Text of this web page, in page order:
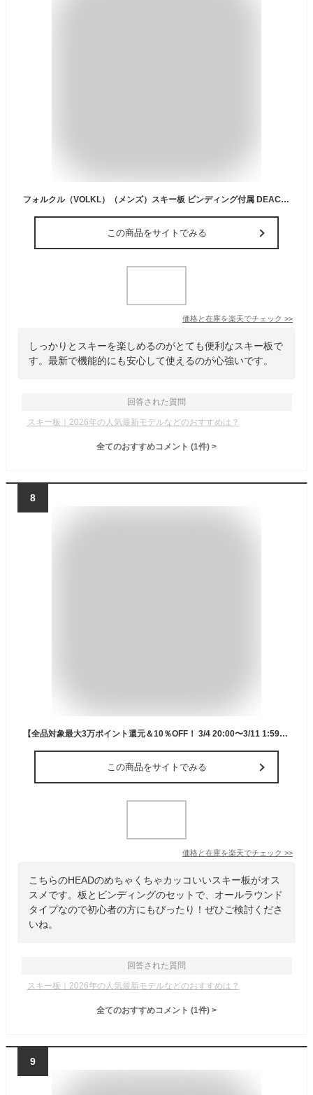
フォルクル（VOLKL）（メンズ）スキー板 ビンディング付属 DEACON 7.2+vMT10 GW V2310725000/6562U1VA
この商品をサイトでみる
価格と在庫を楽天でチェック >>
しっかりとスキーを楽しめるのがとても便利なスキー板で
す。最新で機能的にも安心して使えるのが心強いです。
回答された質問
スキー板｜2026年の人気最新モデルなどのおすすめは？
全てのおすすめコメント (1件) >
8
【全品対象最大3万ポイント還元＆10％OFF！ 3/4 20:00〜3/11 1:59】ヘッド HEAD スキー板 オールラウンド メンズ SHAPE V1 +SLR 9.0 GW 315384 板+ビンディング 【24-25 2024-2025】
この商品をサイトでみる
価格と在庫を楽天でチェック >>
こちらのHEADのめちゃくちゃカッコいいスキー板がオス
スメです。板とビンディングのセットで、オールラウンド
タイプなので初心者の方にもぴったり！ぜひご検討くださ
いね。
回答された質問
スキー板｜2026年の人気最新モデルなどのおすすめは？
全てのおすすめコメント (1件) >
9